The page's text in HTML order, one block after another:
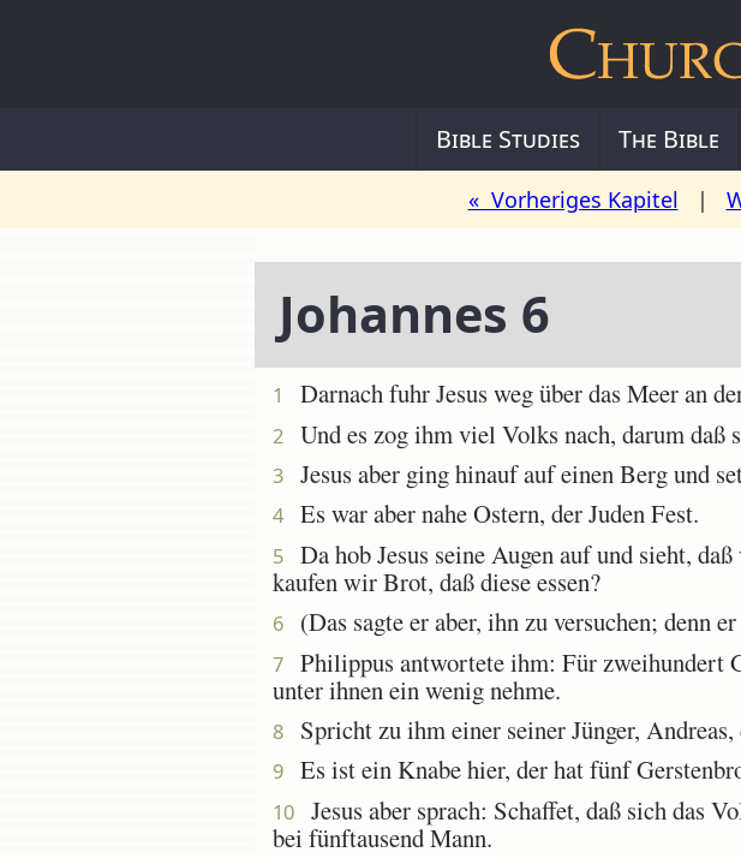
Bible Studies The Bible
« Vorheriges Kapitel |
Johannes 6
1 Darnach fuhr Jesus weg über das Meer an
2 Und es zog ihm viel Volks nach, darum daß
3 Jesus aber ging hinauf auf einen Berg und
4 Es war aber nahe Ostern, der Juden Fest.
5
Da hob Jesus seine Augen auf und sieht,
kaufen wir Brot, daß diese essen?
6 (Das sagte er aber, ihn zu versuchen; denn
7
Philippus antwortete ihm: Für zweihundert
unter ihnen ein wenig nehme.
8 Spricht zu ihm einer seiner Jünger,
9 Es ist ein Knabe hier, der hat fünf
10
Jesus aber sprach: Schaffet, daß sich das
bei fünftausend Mann.